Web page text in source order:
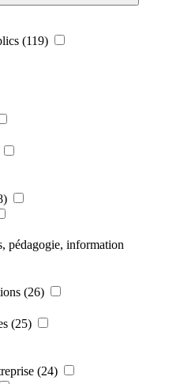
(119)
pédagogie, information
(26)
(25)
(24)